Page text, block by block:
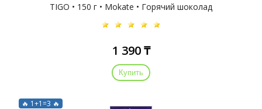
TIGO • 150 г • Mokate • Горячий шоколад
1 390 ₸
Купить
🔥 1+1=3 🔥